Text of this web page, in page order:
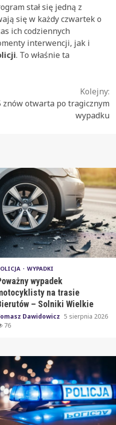
stał się jedną z
się w każdy czwartek o
ich codziennych
interwencji, jak i
. To właśnie ta
Kolejny:
otwarta po tragicznym
wypadku
WYPADKI
wypadek
na trasie
– Solniki Wielkie
Dawidowicz 5 sierpnia 2026
76